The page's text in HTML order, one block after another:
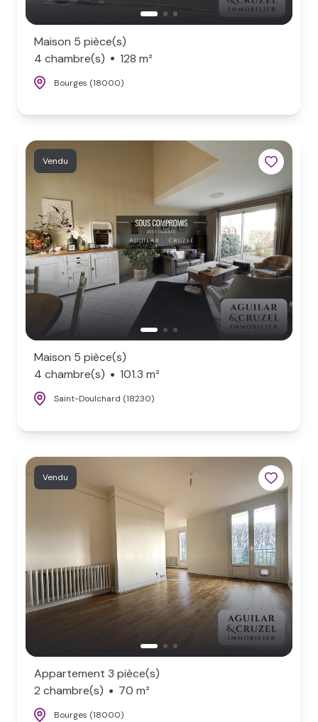
Maison 5 pièce(s)
4 chambre(s)
128 m²
Bourges (18000)
Vendu
Maison 5 pièce(s)
4 chambre(s)
101.3 m²
Saint-Doulchard (18230)
Vendu
Appartement 3 pièce(s)
2 chambre(s)
70 m²
Bourges (18000)